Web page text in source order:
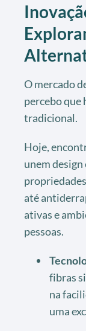
O mercado
percebo que
tradicional.
Hoje,
unem
até
ativas e
pessoas.
fibras
na
uma